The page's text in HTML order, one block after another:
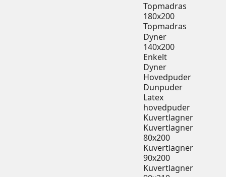
Topmadras
180x200
Topmadras
Dyner
140x200
Enkelt
Dyner
Hovedpuder
Dunpuder
Latex
hovedpuder
Kuvertlagner
Kuvertlagner
80x200
Kuvertlagner
90x200
Kuvertlagner